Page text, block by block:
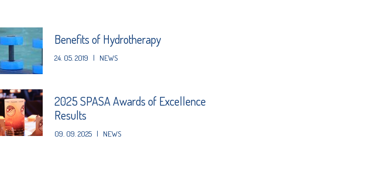
Benefits of Hydrotherapy
24. 05. 2019 | NEWS
2025 SPASA Awards of Excellence
Results
09. 09. 2025 | NEWS